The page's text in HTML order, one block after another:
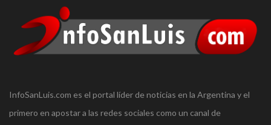
InfoSanLuis.com es el portal líder de noticias en la Argentina y el
primero en apostar a las redes sociales como un canal de